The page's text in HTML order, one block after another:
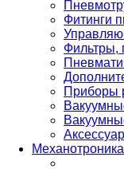
Фитинги
Фильтры,
Приборы
Механотроника